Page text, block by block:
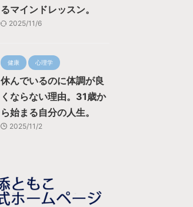
るマインドレッスン。
2025/11/6
健康 心理学
休んでいるのに体調が良
くならない理由。31歳か
ら始まる自分の人生。
2025/11/2